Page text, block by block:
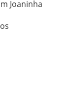
Joaninha